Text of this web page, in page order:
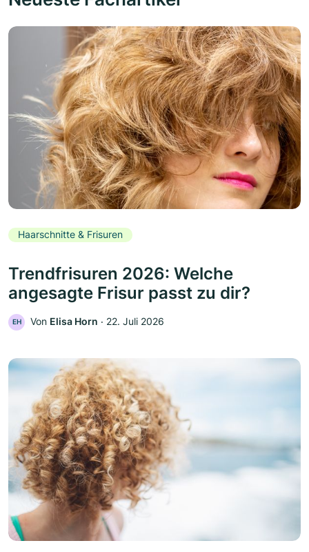
Haarschnitte & Frisuren
Trendfrisuren 2026: Welche
angesagte Frisur passt zu dir?
EH Von Elisa Horn ‧ 22. Juli 2026